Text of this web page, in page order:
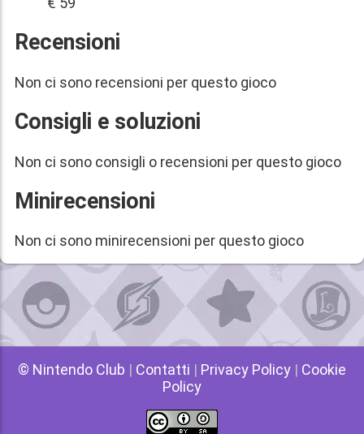
Recensioni
Non ci sono recensioni per questo gioco
Consigli e soluzioni
Non ci sono consigli o recensioni per questo gioco
Minirecensioni
Non ci sono minirecensioni per questo gioco
© Nintendo Club | Contatti | Privacy Policy | Cookie
Policy